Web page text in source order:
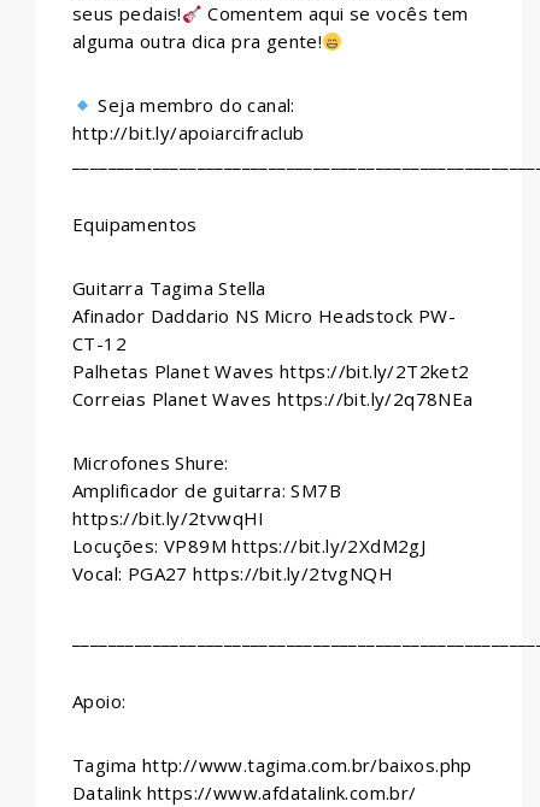
seus pedais!
Comentem aqui se vocês tem
alguma outra dica pra gente!
Seja membro do canal:
http://bit.ly/apoiarcifraclub
Equipamentos
Guitarra Tagima Stella
Afinador Daddario NS Micro Headstock PW-
CT-12
Palhetas Planet Waves https://bit.ly/2T2ket2
Correias Planet Waves https://bit.ly/2q78NEa
Microfones Shure:
Amplificador de guitarra: SM7B
https://bit.ly/2tvwqHI
Locuções: VP89M https://bit.ly/2XdM2gJ
Vocal: PGA27 https://bit.ly/2tvgNQH
Apoio:
Tagima http://www.tagima.com.br/baixos.php
Datalink https://www.afdatalink.com.br/